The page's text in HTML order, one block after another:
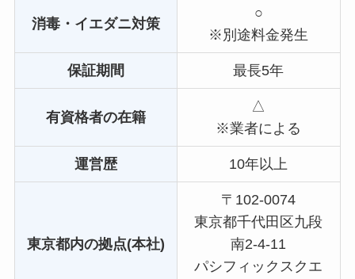
消毒・イエダニ対策
○
※別途料金発生
保証期間 最長5年
有資格者の在籍
△
※業者による
運営歴 10年以上
東京都内の拠点(本社)
〒102-0074
東京都千代田区九段
南2-4-11
パシフィックスクエ